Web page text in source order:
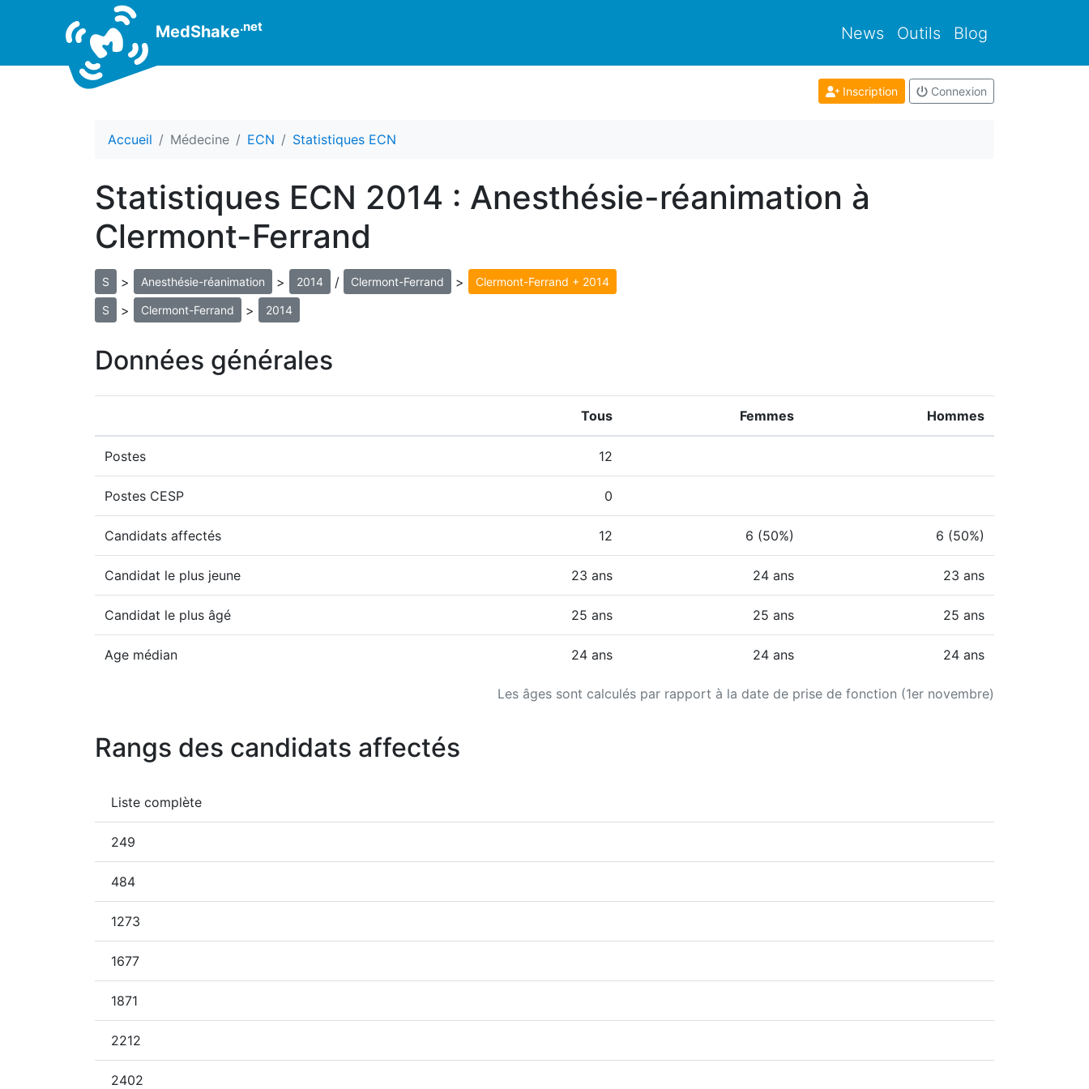
MedShake.net News Outils Blog
Inscription Connexion
Accueil Médecine ECN Statistiques ECN
Statistiques ECN 2014 : Anesthésie-réanimation à
Clermont-Ferrand
S > Anesthésie-réanimation > 2014 / Clermont-Ferrand > Clermont-Ferrand + 2014
S > Clermont-Ferrand > 2014
Données générales
Les âges sont calculés par rapport à la date de prise de fonction (1er novembre)
Tous Femmes Hommes
Postes 12
Postes CESP 0
Candidats affectés 12 6 (50%) 6 (50%)
Candidat le plus jeune 23 ans 24 ans 23 ans
Candidat le plus âgé 25 ans 25 ans 25 ans
Age médian 24 ans 24 ans 24 ans
Rangs des candidats affectés
Liste complète
249
484
1273
1677
1871
2212
2402